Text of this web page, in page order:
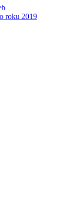
roku 2019